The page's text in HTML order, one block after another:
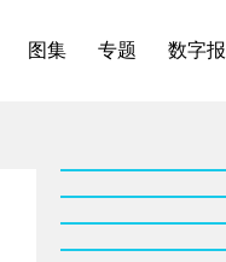
图集 专题 数字报